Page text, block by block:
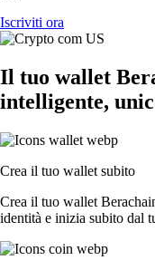
Iscriviti ora
Il tuo wallet
intelligente,
Crea il tuo wallet subito
Crea il tuo wallet
identità e inizia subito dal